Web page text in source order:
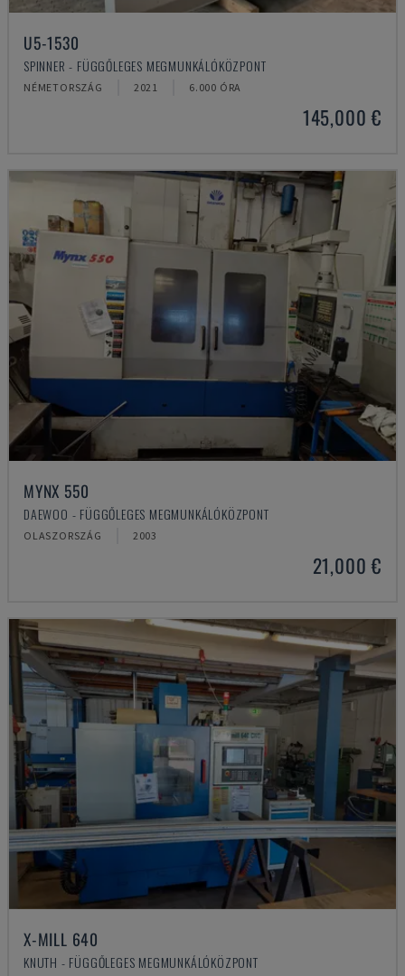
U5-1530
SPINNER - FÜGGŐLEGES MEGMUNKÁLÓKÖZPONT
NÉMETORSZÁG 2021 6.000 ÓRA
145,000 €
MYNX 550
DAEWOO - FÜGGŐLEGES MEGMUNKÁLÓKÖZPONT
OLASZORSZÁG 2003
21,000 €
X-MILL 640
KNUTH - FÜGGŐLEGES MEGMUNKÁLÓKÖZPONT